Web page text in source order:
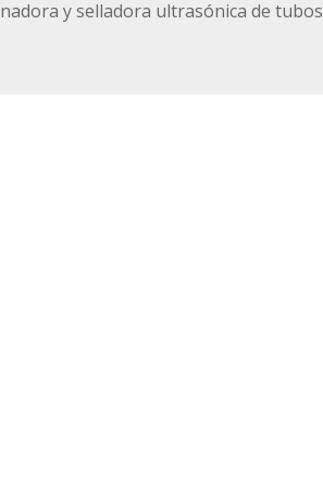
y selladora ultrasónica de tubos